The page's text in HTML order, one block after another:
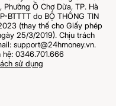
Ô Chợ Dừa, TP. Hà
BTTTT do BỘ THÔNG TIN
(thay thế cho Giấy phép
25/3/2019). Chịu trách
support@24hmoney.vn.
0346.701.666
sử dụng